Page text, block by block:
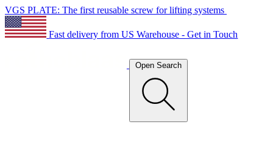
VGS PLATE: The first reusable screw for lifting systems
Fast delivery from US Warehouse - Get in Touch
Open Search